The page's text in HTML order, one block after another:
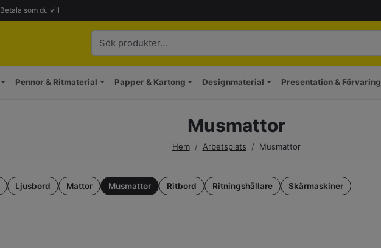
Betala som du vill
Pennor & Ritmaterial Papper & Kartong Designmaterial Presentation & Förvaring
Musmattor
Hem / Arbetsplats / Musmattor
Ljusbord Mattor Musmattor Ritbord Ritningshållare Skärmaskiner